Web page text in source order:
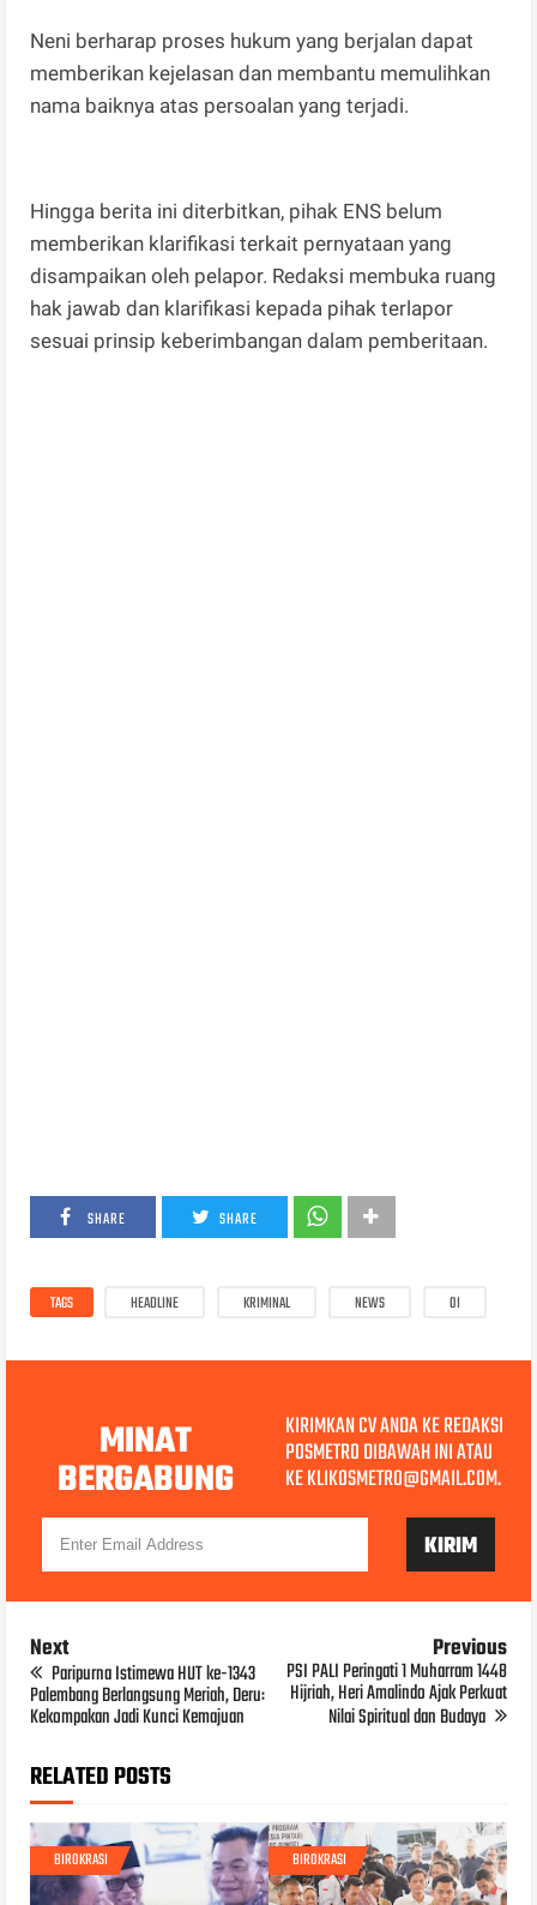
Neni berharap proses hukum yang berjalan dapat
memberikan kejelasan dan membantu memulihkan
nama baiknya atas persoalan yang terjadi.
Hingga berita ini diterbitkan, pihak ENS belum
memberikan klarifikasi terkait pernyataan yang
disampaikan oleh pelapor. Redaksi membuka ruang
hak jawab dan klarifikasi kepada pihak terlapor
sesuai prinsip keberimbangan dalam pemberitaan.
SHARE SHARE
TAGS HEADLINE KRIMINAL NEWS OI
MINAT
BERGABUNG
KIRIMKAN CV ANDA KE REDAKSI
POSMETRO DIBAWAH INI ATAU
KE KLIKOSMETRO@GMAIL.COM.
Next
Paripurna Istimewa HUT ke-1343
Palembang Berlangsung Meriah, Deru:
Kekompakan Jadi Kunci Kemajuan
Previous
PSI PALI Peringati 1 Muharram 1448
Hijriah, Heri Amalindo Ajak Perkuat
Nilai Spiritual dan Budaya
RELATED POSTS
BIROKRASI BIROKRASI